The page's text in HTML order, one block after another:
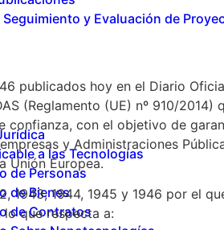
y Evaluación de
a las Tecnologías
de Personas
de Bienes
de Contratos
publicados hoy en el Diario
(Reglamento (UE) nº 910/
con el objetivo de
y Administraciones
Unión Europea.
1943, 1944, 1945 y 1946 por el
que respecta a: